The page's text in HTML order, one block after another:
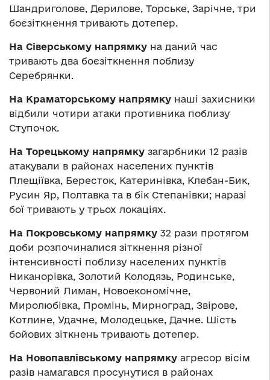
Шандриголове, Дерилове, Торське, Зарічне, три
боєзіткнення тривають дотепер.
На Сіверському напрямку на даний час
тривають два боєзіткнення поблизу
Серебрянки.
На Краматорському напрямку наші захисники
відбили чотири атаки противника поблизу
Ступочок.
На Торецькому напрямку загарбники 12 разів
атакували в районах населених пунктів
Плещіївка, Бересток, Катеринівка, Клебан-Бик,
Русин Яр, Полтавка та в бік Степанівки; наразі
бої тривають у трьох локаціях.
На Покровському напрямку 32 рази протягом
доби розпочиналися зіткнення різної
інтенсивності поблизу населених пунктів
Никанорівка, Золотий Колодязь, Родинське,
Червоний Лиман, Новоекономічне,
Миролюбівка, Промінь, Мирноград, Звірове,
Котлине, Удачне, Молодецьке, Дачне. Шість
бойових зіткнень тривають дотепер.
На Новопавлівському напрямку агресор вісім
разів намагався просунутися в районах